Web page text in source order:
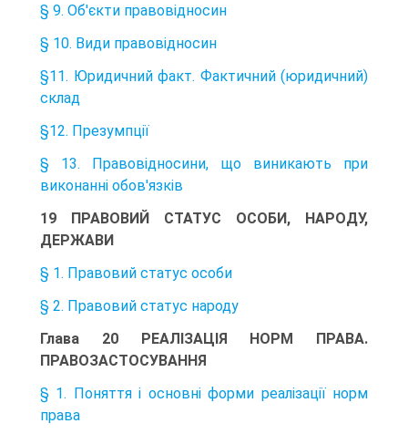
§ 9. Об'єкти правовідносин
§ 10. Види правовідносин
§11. Юридичний факт. Фактичний (юридичний)
склад
§12. Презумпції
§ 13. Правовідносини, що виникають при
виконанні обов'язків
19 ПРАВОВИЙ СТАТУС ОСОБИ, НАРОДУ,
ДЕРЖАВИ
§ 1. Правовий статус особи
§ 2. Правовий статус народу
Глава 20 РЕАЛІЗАЦІЯ НОРМ ПРАВА.
ПРАВОЗАСТОСУВАННЯ
§ 1. Поняття і основні форми реалізації норм
права